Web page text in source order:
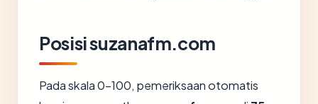
Posisi suzanafm.com
Pada skala 0-100, pemeriksaan otomatis